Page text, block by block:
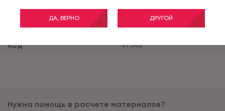
ДА, ВЕРНО ДРУГОЙ
Кратность партии зака
за на артикул
Цвет
Код 47546
Нужна помощь в расчете материалов?